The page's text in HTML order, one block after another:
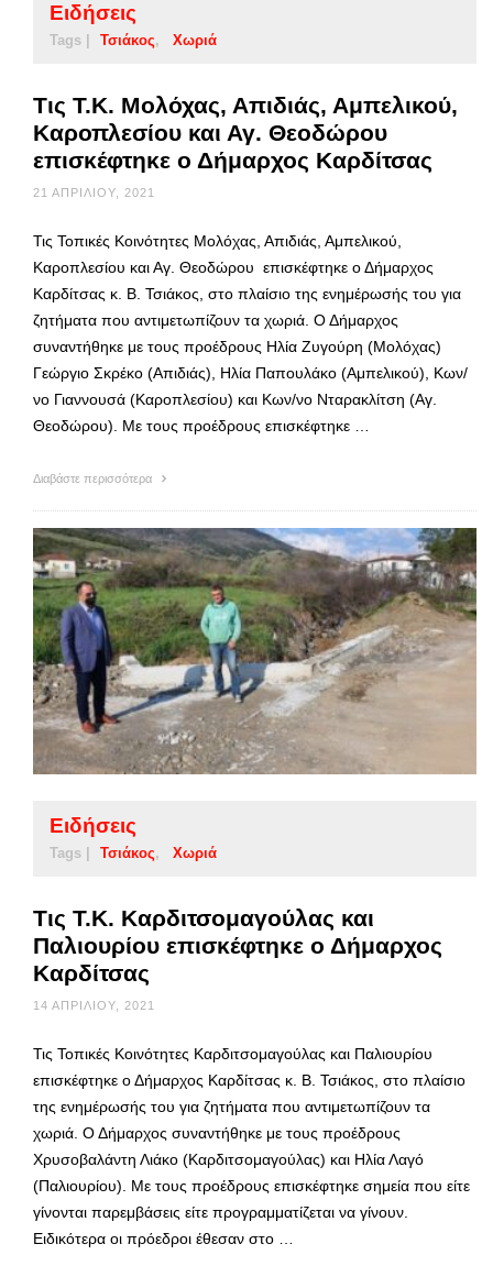
Ειδήσεις
Tags | Τσιάκος Χωριά
Τις Τ.Κ. Μολόχας, Απιδιάς, Αμπελικού,
Καροπλεσίου και Αγ. Θεοδώρου
επισκέφτηκε ο Δήμαρχος Καρδίτσας
21 ΑΠΡΙΛΊΟΥ, 2021
Τις Τοπικές Κοινότητες Μολόχας, Απιδιάς, Αμπελικού,
Καροπλεσίου και Αγ. Θεοδώρου επισκέφτηκε ο Δήμαρχος
Καρδίτσας κ. Β. Τσιάκος, στο πλαίσιο της ενημέρωσής του για
ζητήματα που αντιμετωπίζουν τα χωριά. Ο Δήμαρχος
συναντήθηκε με τους προέδρους Ηλία Ζυγούρη (Μολόχας)
Γεώργιο Σκρέκο (Απιδιάς), Ηλία Παπουλάκο (Αμπελικού), Κων/
νο Γιαννουσά (Καροπλεσίου) και Κων/νο Νταρακλίτση (Αγ.
Θεοδώρου). Με τους προέδρους επισκέφτηκε …
Διαβάστε περισσότερα
Ειδήσεις
Tags | Τσιάκος Χωριά
Τις Τ.Κ. Καρδιτσομαγούλας και
Παλιουρίου επισκέφτηκε ο Δήμαρχος
Καρδίτσας
14 ΑΠΡΙΛΊΟΥ, 2021
Τις Τοπικές Κοινότητες Καρδιτσομαγούλας και Παλιουρίου
επισκέφτηκε ο Δήμαρχος Καρδίτσας κ. Β. Τσιάκος, στο πλαίσιο
της ενημέρωσής του για ζητήματα που αντιμετωπίζουν τα
χωριά. Ο Δήμαρχος συναντήθηκε με τους προέδρους
Χρυσοβαλάντη Λιάκο (Καρδιτσομαγούλας) και Ηλία Λαγό
(Παλιουρίου). Με τους προέδρους επισκέφτηκε σημεία που είτε
γίνονται παρεμβάσεις είτε προγραμματίζεται να γίνουν.
Ειδικότερα οι πρόεδροι έθεσαν στο …